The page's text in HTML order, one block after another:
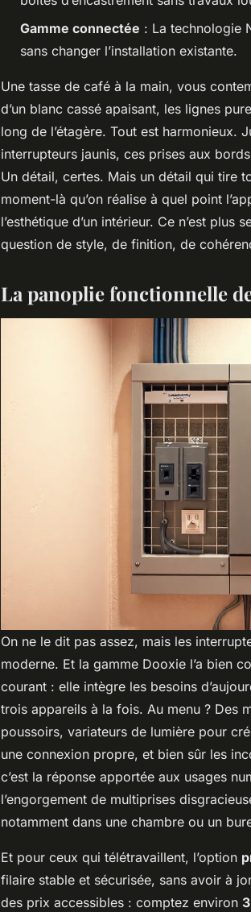
Gamme connectée : La technologie
sans changer l’installation existante.
Une tasse de café à la main, vous
d’un blanc cassé apaisant, les lignes
long de l’étagère. Tout est harmonieux.
interrupteurs jaunis, ces prises aux
Un détail, certes. Mais un détail qui tire
moment-là qu’on réalise à quel point
l’esthétique d’un intérieur. Ce n’est plus
question de style, de finition, de
La panoplie fonctionnelle
On ne le dit pas assez, mais les
moderne. Et la gamme Dooxie l’a bien
courant : elle intègre les besoins
trois appareils à la fois. Au menu ? Des
poussoirs, variateurs de lumière pour
une connexion propre, et bien sûr les
c’est la réponse apportée aux usages
l’engorgement de multiprises
notamment dans une chambre ou un
Et pour ceux qui télétravaillent, l’option
filaire stable et sécurisée, sans avoir à
des prix accessibles : comptez environ